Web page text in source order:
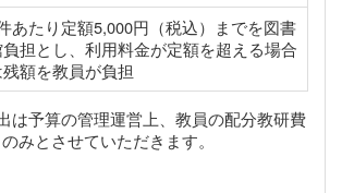
あたり定額5,000円（税込）までを図書
担とし、利用料金が定額を超える場合
残額を教員が負担
は予算の管理運営上、教員の配分教研費
みとさせていただきます。